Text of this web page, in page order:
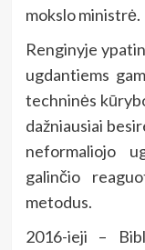
mokslo ministrė.
Renginyje
ugdantiems
techninės
dažniausiai
neformaliojo
galinčio
metodus.
2016-ieji –